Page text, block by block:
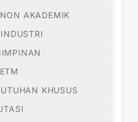
AKADEMIK
KHUSUS